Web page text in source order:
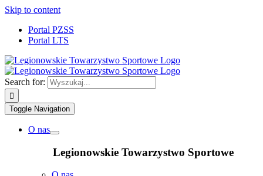
Skip to content
Portal PZSS
Portal LTS
Search for:
Toggle Navigation
O nas
Legionowskie Towarzystwo Sportowe